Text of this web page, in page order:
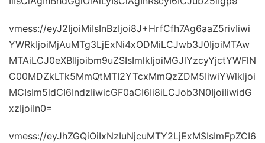
vmess://eyJ2IjoiMiIsInBzIjoi8J+HrfCfh7Ag6aaZ5rivIiwi
YWRkIjoiMjAuMTg3LjExNi4xODMiLCJwb3J0IjoiMTAw
MTAiLCJ0eXBlIjoibm9uZSIsImlkIjoiMGJlYzcyYjctYWFlN
C00MDZkLTk5MmQtMTI2YTcxMmQzZDM5IiwiYWlkIjoi
MCIsIm5ldCI6IndzIiwicGF0aCI6Ii8iLCJob3N0IjoiIiwidG
xzIjoiIn0=
vmess://eyJhZGQiOiIxNzIuNjcuMTY2LjExMSIsImFpZCI6